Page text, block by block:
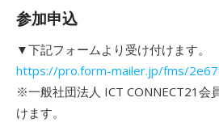
参加申込
▼下記フォームより受け付けます。
https://pro.form-mailer.jp/fms/
※一般社団法人 ICT CONNECT21会
けます。